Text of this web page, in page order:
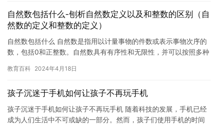
自然数包括什么-刨析自然数定义以及和整数的区别（自
然数的定义和整数的定义）
自然数包括什么 自然数是指用以计量事物的件数或表示事物次序的
数，包括0和正整数。自然数具有有序性和无限性，并可以按照多种
偶…
教育百科 2024年4月18日
孩子沉迷于手机如何让孩子不再玩手机
孩子沉迷于手机如何让孩子不再玩手机 随着科技的发展，手机已经
成为人们生活中不可或缺的一部分。然而，孩子们使用手机的时间